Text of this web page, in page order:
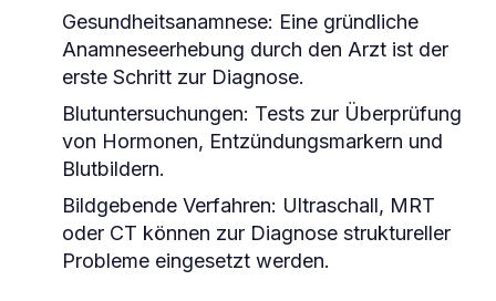
Gesundheitsanamnese: Eine gründliche
Anamneseerhebung durch den Arzt ist der
erste Schritt zur Diagnose.
Blutuntersuchungen: Tests zur Überprüfung
von Hormonen, Entzündungsmarkern und
Blutbildern.
Bildgebende Verfahren: Ultraschall, MRT
oder CT können zur Diagnose struktureller
Probleme eingesetzt werden.